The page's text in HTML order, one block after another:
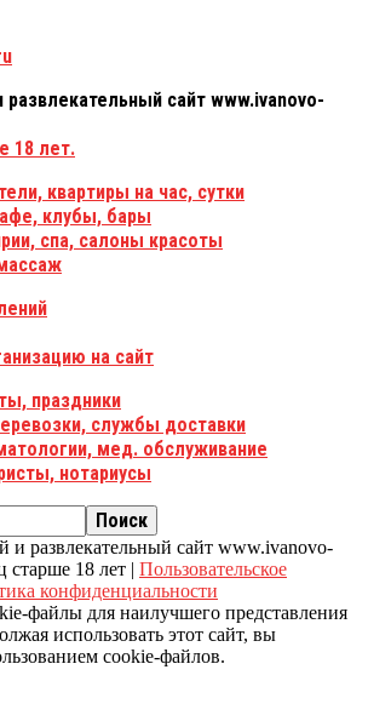
сайт www.ivanovo-
18 лет.
квартиры на час, сутки
клубы, бары
спа, салоны красоты
на сайт
праздники
службы доставки
мед. обслуживание
нотариусы
развлекательный сайт www.ivanovo-
старше 18 лет | Пользовательское
конфиденциальности
файлы для наилучшего представления
использовать этот сайт, вы
cookie-файлов.